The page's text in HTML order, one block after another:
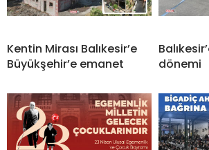
Kentin Mirası Balıkesir’e
Büyükşehir’e emanet
dönemi